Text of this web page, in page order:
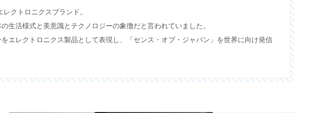
クトロニクスブランド。
活様式と美意識とテクノロジーの象徴だと言われていました。
エレクトロニクス製品として表現し、「センス・オブ・ジャパン」を世界に向け発信